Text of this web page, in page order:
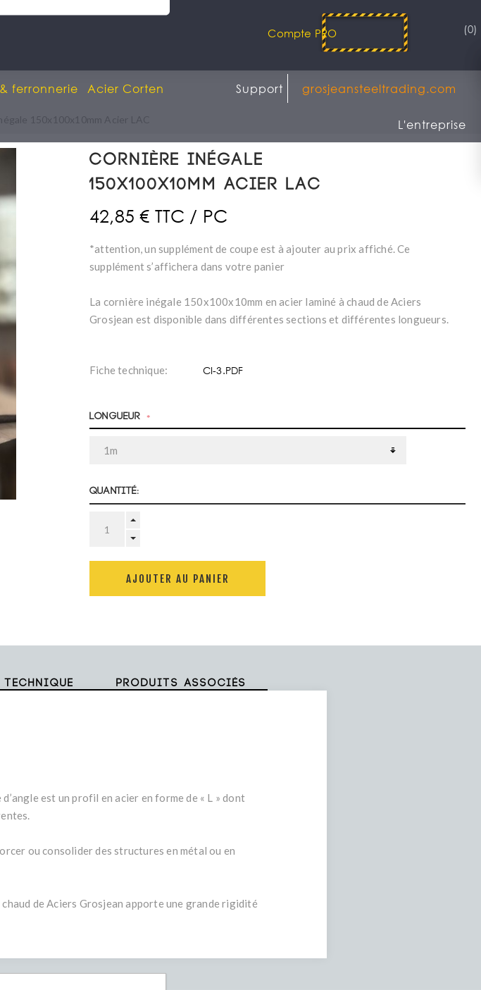
Compte PRO (0)
ferronnerie Acier Corten grosjeansteeltrading.com
Support
L'entreprise
150x100x10mm Acier LAC
Cornière inégale
150x100x10mm Acier LAC
42,85 € TTC / PC
*attention, un supplément de coupe est à ajouter au prix affiché. Ce
supplément s’affichera dans votre panier
La cornière inégale 150x100x10mm en acier laminé à chaud de Aciers
Grosjean est disponible dans différentes sections et différentes longueurs.
Fiche technique: CI-3.PDF
Longueur *
Quantité:
AJOUTER AU PANIER
technique Produits associés
est un profil en acier en forme de « L » dont
ou consolider des structures en métal ou en
de Aciers Grosjean apporte une grande rigidité